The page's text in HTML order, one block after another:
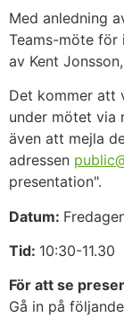
Med anledning
Teams-möte för
av Kent Jonsson,
Det kommer att
under mötet via
även att mejla
adressen
presentation".
Datum:
Tid: 10:30-11.30
För att se
Gå in på